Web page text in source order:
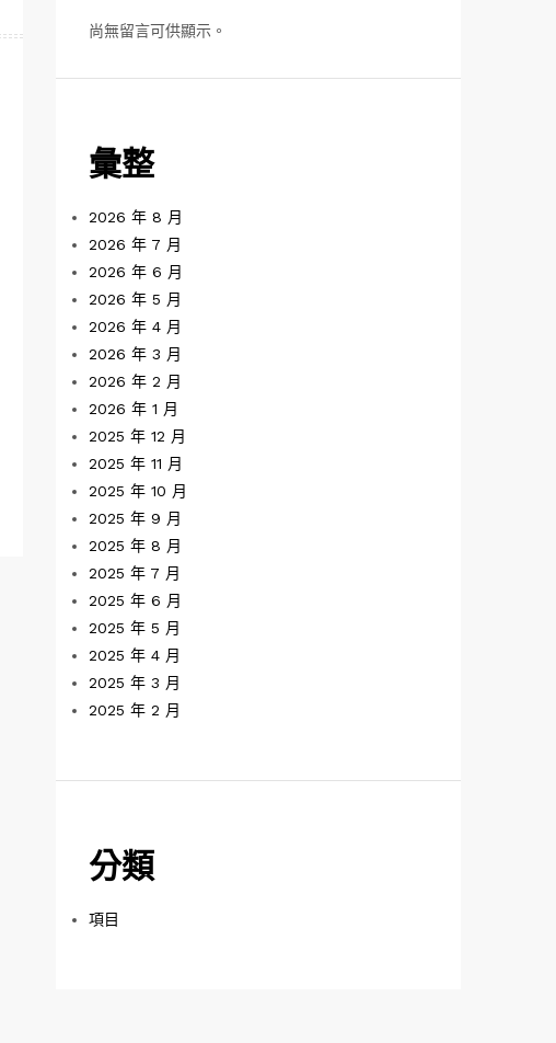
尚無留言可供顯示。
彙整
2026 年 8 月
2026 年 7 月
2026 年 6 月
2026 年 5 月
2026 年 4 月
2026 年 3 月
2026 年 2 月
2026 年 1 月
2025 年 12 月
2025 年 11 月
2025 年 10 月
2025 年 9 月
2025 年 8 月
2025 年 7 月
2025 年 6 月
2025 年 5 月
2025 年 4 月
2025 年 3 月
2025 年 2 月
分類
項目